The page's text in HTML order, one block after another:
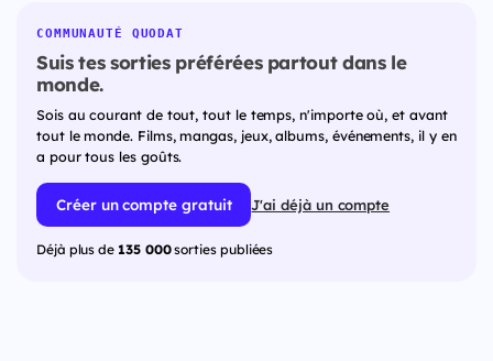
COMMUNAUTÉ QUODAT
Suis tes sorties préférées partout dans le
monde.
Sois au courant de tout, tout le temps, n'importe où, et avant
tout le monde. Films, mangas, jeux, albums, événements, il y en
a pour tous les goûts.
Créer un compte gratuit J'ai déjà un compte
Déjà plus de 135 000sorties publiées